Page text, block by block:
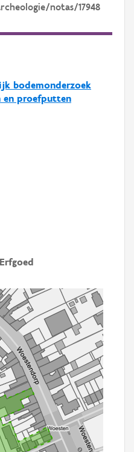
notas/17948
bodemonderzoek
en proefputten